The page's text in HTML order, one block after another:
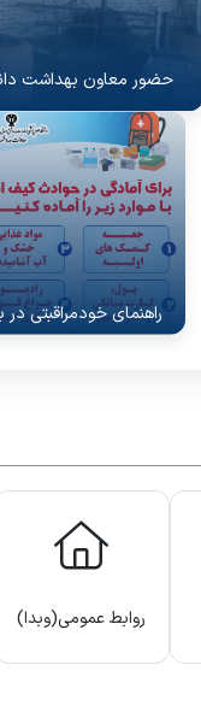
حضور معاون بهداشت
راهنمای خودمراقبتی
روابط عمومی(وبدا)